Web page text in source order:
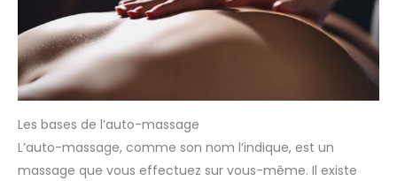
Les bases de l’auto-massage
L’auto-massage, comme son nom l’indique, est un
massage que vous effectuez sur vous-même. Il existe